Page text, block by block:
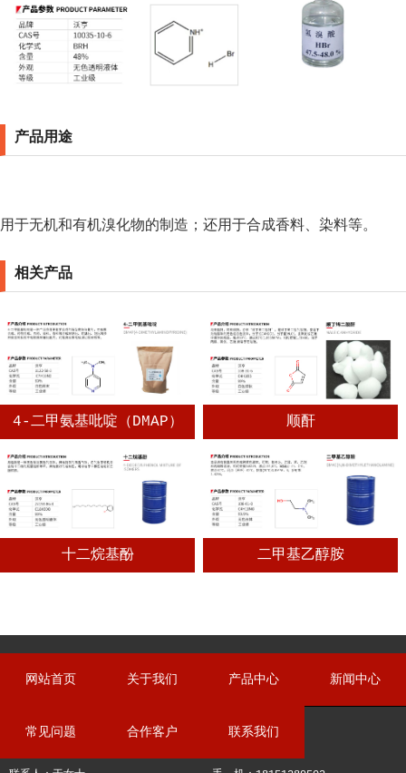
产品用途
用于无机和有机溴化物的制造；还用于合成香料、染料等。
相关产品
4-二甲氨基吡啶（DMAP） 顺酐
十二烷基酚 二甲基乙醇胺
网站首页 关于我们 产品中心 新闻中心
常见问题 合作客户 联系我们